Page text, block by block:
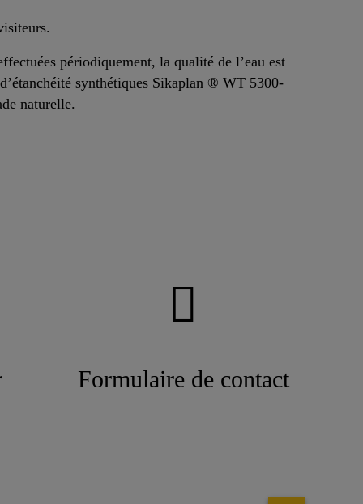
périodiquement, la qualité de l’eau est
synthétiques Sikaplan ® WT 5300-
naturelle.
Formulaire de contact